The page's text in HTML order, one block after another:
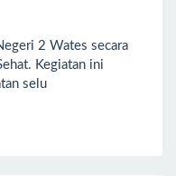
2 Wates secara
Kegiatan ini
selu